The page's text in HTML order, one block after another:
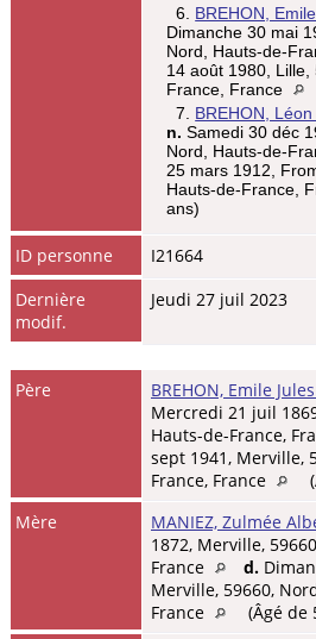
6. BREHON,
Dimanche 30 mai
Nord, Hauts-de-
14 août 1980,
France, France
7. BREHON,
n. Samedi 30 déc
Nord, Hauts-de-
25 mars 1912,
Hauts-de-France,
ans)
ID personne I21664
Dernière
modif.
Jeudi 27 juil 2023
Père BREHON, Emile
Mercredi 21 juil
Hauts-de-France,
sept 1941, Merville,
France, France
Mère
MANIEZ, Zulmée
1872, Merville,
France
d.
Merville, 59660,
France
(Âgé de